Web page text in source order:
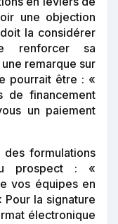
une objection
la considérer
renforcer sa
remarque sur
pourrait être : «
de financement
un paiement
des formulations
prospect : «
vos équipes en
la signature
électronique